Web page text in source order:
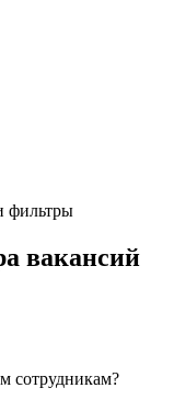
фильтры
вакансий
сотрудникам?